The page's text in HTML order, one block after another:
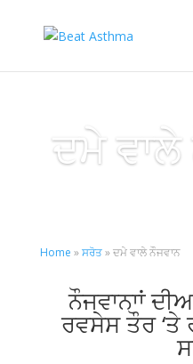
ਦਮੇ
Home »ਸਰੋਤ»ਦਮੇ ਵਾਲੇ ਨੌਜਵਾਨ
ਨੌਜਵਾਨਾਾਂ
ਰਵਸੇਸ ਤੌਰ